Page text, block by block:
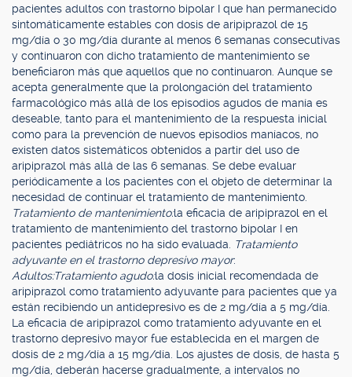
pacientes adultos con trastorno bipolar I que han permanecido
sintomáticamente estables con dosis de aripiprazol de 15
mg/día o 30 mg/día durante al menos 6 semanas consecutivas
y continuaron con dicho tratamiento de mantenimiento se
beneficiaron más que aquellos que no continuaron. Aunque se
acepta generalmente que la prolongación del tratamiento
farmacológico más allá de los episodios agudos de manía es
deseable, tanto para el mantenimiento de la respuesta inicial
como para la prevención de nuevos episodios maníacos, no
existen datos sistemáticos obtenidos a partir del uso de
aripiprazol más allá de las 6 semanas. Se debe evaluar
periódicamente a los pacientes con el objeto de determinar la
necesidad de continuar el tratamiento de mantenimiento.
Tratamiento de mantenimiento:la eficacia de aripiprazol en el
tratamiento de mantenimiento del trastorno bipolar I en
pacientes pediátricos no ha sido evaluada.
Tratamiento
adyuvante en el trastorno depresivo mayor:
Adultos:Tratamiento agudo:la dosis inicial recomendada de
aripiprazol como tratamiento adyuvante para pacientes que ya
están recibiendo un antidepresivo es de 2 mg/día a 5 mg/día.
La eficacia de aripiprazol como tratamiento adyuvante en el
trastorno depresivo mayor fue establecida en el margen de
dosis de 2 mg/día a 15 mg/día. Los ajustes de dosis, de hasta 5
mg/día, deberán hacerse gradualmente, a intervalos no